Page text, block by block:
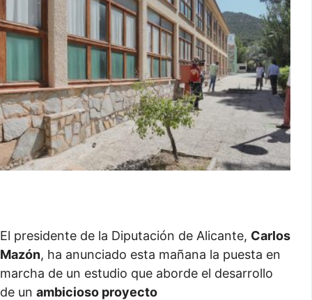
El presidente de la Diputación de Alicante, Carlos
Mazón, ha anunciado esta mañana la puesta en
marcha de un estudio que aborde el desarrollo
de un ambicioso proyecto